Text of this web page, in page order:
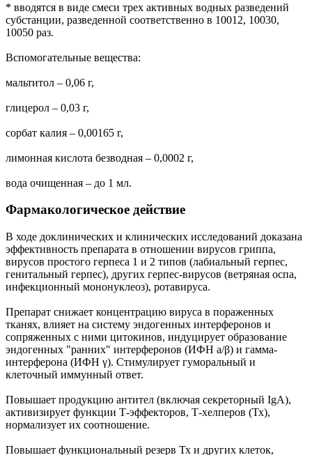
* вводятся в виде смеси трех активных водных разведений
субстанции, разведенной соответственно в 10012, 10030,
10050 раз.
Вспомогательные вещества:
мальтитол – 0,06 г,
глицерол – 0,03 г,
сорбат калия – 0,00165 г,
лимонная кислота безводная – 0,0002 г,
вода очищенная – до 1 мл.
Фармакологическое действие
В ходе доклинических и клинических исследований доказана
эффективность препарата в отношении вирусов гриппа,
вирусов простого герпеса 1 и 2 типов (лабиальный герпес,
генитальный герпес), других герпес-вирусов (ветряная оспа,
инфекционный мононуклеоз), ротавируса.
Препарат снижает концентрацию вируса в пораженных
тканях, влияет на систему эндогенных интерферонов и
сопряженных с ними цитокинов, индуцирует образование
эндогенных "ранних" интерферонов (ИФН а/β) и гамма-
интерферона (ИФН γ). Стимулирует гуморальный и
клеточный иммунный ответ.
Повышает продукцию антител (включая секреторный IgA),
активизирует функции Т-эффекторов, Т-хелперов (Тх),
нормализует их соотношение.
Повышает функциональный резерв Тх и других клеток,